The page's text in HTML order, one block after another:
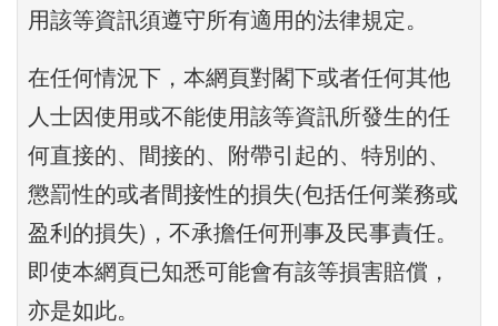
用該等資訊須遵守所有適用的法律規定。
在任何情況下，本網頁對閣下或者任何其他
人士因使用或不能使用該等資訊所發生的任
何直接的、間接的、附帶引起的、特別的、
懲罰性的或者間接性的損失(包括任何業務或
盈利的損失)，不承擔任何刑事及民事責任。
即使本網頁已知悉可能會有該等損害賠償，
亦是如此。